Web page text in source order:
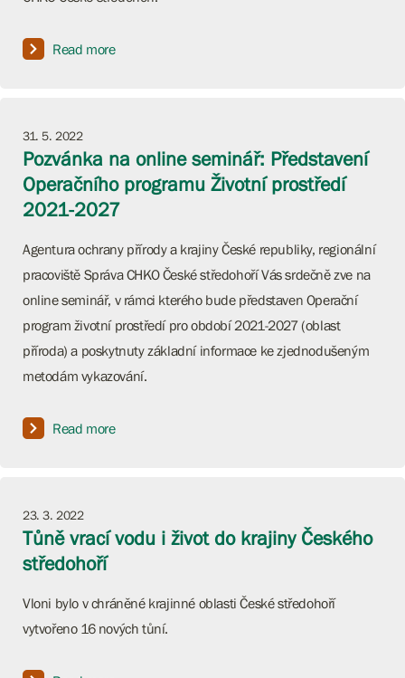
Read more
31. 5. 2022
Pozvánka na online seminář: Představení
Operačního programu Životní prostředí
2021-2027
Agentura ochrany přírody a krajiny České republiky, regionální
pracoviště Správa CHKO České středohoří Vás srdečně zve na
online seminář, v rámci kterého bude představen Operační
program životní prostředí pro období 2021-2027 (oblast
příroda) a poskytnuty základní informace ke zjednodušeným
metodám vykazování.
Read more
23. 3. 2022
Tůně vrací vodu i život do krajiny Českého
středohoří
Vloni bylo v chráněné krajinné oblasti České středohoří
vytvořeno 16 nových tůní.